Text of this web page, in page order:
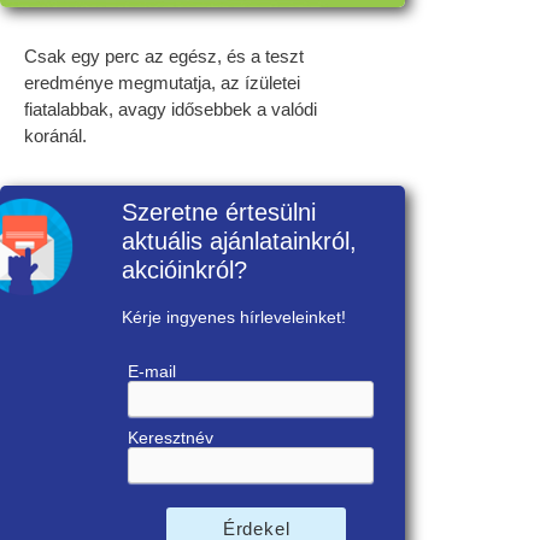
Csak egy perc az egész, és a teszt
eredménye megmutatja, az ízületei
fiatalabbak, avagy idősebbek a valódi
koránál.
Szeretne értesülni
aktuális ajánlatainkról,
akcióinkról?
Kérje ingyenes hírleveleinket!
E-mail
Keresztnév
Érdekel